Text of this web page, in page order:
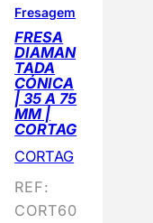
Fresagem
FRESA
DIAMAN
TADA
CÓNICA
| 35 A 75
MM |
CORTAG
CORTAG
REF:
CORT60